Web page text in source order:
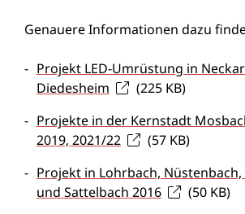
Genauere Informationen dazu
Projekt LED-Umrüstung in
Diedesheim
(225 KB)
Projekte in der Kernstadt
2019, 2021/22
(57 KB)
Projekt in Lohrbach, Nüstenbach,
und Sattelbach 2016
(50 KB)